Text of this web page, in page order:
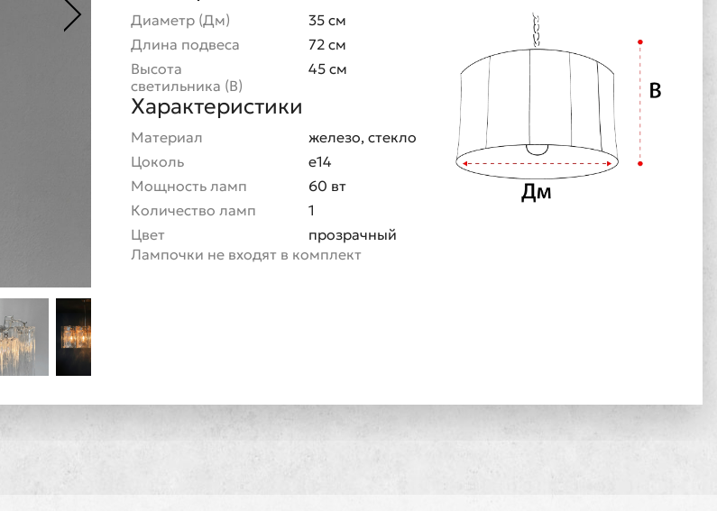
Диаметр (Дм)
35 см
Длина подвеса
72 см
Высота
светильника (В)
45 см
Характеристики
Материал
железо, стекло
Цоколь
е14
Мощность ламп
60 вт
Количество ламп
1
Цвет
прозрачный
Лампочки не входят в комплект